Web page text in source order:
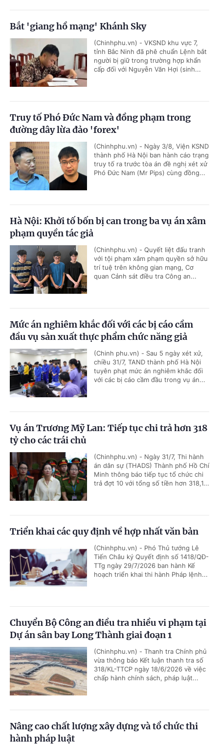
Bắt 'giang hồ mạng' Khánh Sky
(Chinhphu.vn) - VKSND khu vực 7,
tỉnh Bắc Ninh đã phê chuẩn Lệnh bắt
người bị giữ trong trường hợp khẩn
cấp đối với Nguyễn Văn Hợi (sinh...
Truy tố Phó Đức Nam và đồng phạm trong
đường dây lừa đảo 'forex'
(Chinhphu.vn) - Ngày 3/8, Viện KSND
thành phố Hà Nội ban hành cáo trạng
truy tố ra trước tòa án đề nghị xét xử
Phó Đức Nam (Mr Pips) cùng đồng...
Hà Nội: Khởi tố bốn bị can trong ba vụ án xâm
phạm quyền tác giả
(Chinhphu.vn) - Quyết liệt đấu tranh
với tội phạm xâm phạm quyền sở hữu
trí tuệ trên không gian mạng, Cơ
quan Cảnh sát điều tra Công an...
Mức án nghiêm khắc đối với các bị cáo cầm
đầu vụ sản xuất thực phẩm chức năng giả
(Chinh phu.vn) - Sau 5 ngày xét xử,
chiều 31/7, TAND thành phố Hà Nội
tuyên phạt mức án nghiêm khắc đối
với các bị cáo cầm đầu trong vụ án...
Vụ án Trương Mỹ Lan: Tiếp tục chi trả hơn 318
tỷ cho các trái chủ
(Chinhphu.vn) - Ngày 31/7, Thi hành
án dân sự (THADS) Thành phố Hồ Chí
Minh thông báo tiếp tục tổ chức chi
trả đợt 10 với tổng số tiền hơn 318,1...
Triển khai các quy định về hợp nhất văn bản
(Chinhphu.vn) - Phó Thủ tướng Lê
Tiến Châu ký Quyết định số 1418/QĐ-
TTg ngày 29/7/2026 ban hành Kế
hoạch triển khai thi hành Pháp lệnh...
Chuyển Bộ Công an điều tra nhiều vi phạm tại
Dự án sân bay Long Thành giai đoạn 1
(Chinhphu.vn) - Thanh tra Chính phủ
vừa thông báo Kết luận thanh tra số
318/KL-TTCP ngày 18/6/2026 về việc
chấp hành chính sách, pháp luật...
Nâng cao chất lượng xây dựng và tổ chức thi
hành pháp luật